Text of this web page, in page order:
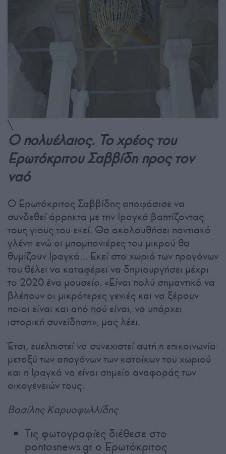
\
Ο πολυέλαιος. Το χρέος του
Ερωτόκριτου Σαββίδη προς τον
ναό
Ο Ερωτόκριτος Σαββίδης αποφάσισε να
συνδεθεί άρρηκτα με την Ιραγκά βαπτίζοντας
τους γιους του εκεί. Θα ακολουθήσει ποντιακό
γλέντι ενώ οι μπομπονιέρες του μικρού θα
θυμίζουν Ιραγκά… Εκεί στο χωριό των προγόνων
του θέλει να καταφέρει να δημιουργήσει μέχρι
το 2020 ένα μουσείο. «Είναι πολύ σημαντικό να
βλέπουν οι μικρότερες γενιές και να ξέρουν
ποιοι είναι και από πού είναι, να υπάρχει
ιστορική συνείδηση», μας λέει.
Έτσι, ευελπιστεί να συνεχιστεί αυτή η επικοινωνία
μεταξύ των απογόνων των κατοίκων του χωριού
και η Ιραγκά να είναι σημείο αναφοράς των
οικογενειών τους.
Βασίλης Καρυοφυλλίδης
Τις φωτογραφίες διέθεσε στο
pontosnews.gr ο Ερωτόκριτος